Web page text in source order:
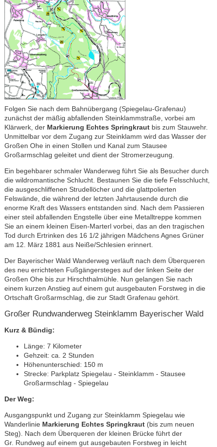
Folgen Sie nach dem Bahnübergang (Spiegelau-Grafenau)
zunächst der mäßig abfallenden Steinklammstraße, vorbei am
Klärwerk, der Markierung Echtes Springkrautbis zum Stauwehr.
Unmittelbar vor dem Zugang zur Steinklamm wird das Wasser der
Großen Ohe in einen Stollen und Kanal zum Stausee
Großarmschlag geleitet und dient der Stromerzeugung.
Ein begehbarer schmaler Wanderweg führt Sie als Besucher durch
die wildromantische Schlucht. Bestaunen Sie die tiefe Felsschlucht,
die ausgeschliffenen Strudellöcher und die glattpolierten
Felswände, die während der letzten Jahrtausende durch die
enorme Kraft des Wassers entstanden sind. Nach dem Passieren
einer steil abfallenden Engstelle über eine Metalltreppe kommen
Sie an einem kleinen Eisen-Marterl vorbei, das an den tragischen
Tod durch Ertrinken des 16 1/2 jährigen Mädchens Agnes Grüner
am 12. März 1881 aus Neiße/Schlesien erinnert.
Der Bayerischer Wald Wanderweg verläuft nach dem Überqueren
des neu errichteten Fußgängersteges auf der linken Seite der
Großen Ohe bis zur Hirschthalmühle. Nun gelangen Sie nach
einem kurzen Anstieg auf einem gut ausgebauten Forstweg in die
Ortschaft Großarmschlag, die zur Stadt Grafenau gehört.
Großer Rundwanderweg Steinklamm Bayerischer Wald
Kurz & Bündig:
Länge: 7 Kilometer
Gehzeit: ca. 2 Stunden
Höhenunterschied: 150 m
Strecke: Parkplatz Spiegelau - Steinklamm - Stausee
Großarmschlag - Spiegelau
Der Weg:
Ausgangspunkt und Zugang zur Steinklamm Spiegelau wie
Wanderlinie Markierung Echtes Springkraut (bis zum neuen
Steg). Nach dem Überqueren der kleinen Brücke führt der
Gr. Rundweg auf einem gut ausgebauten Forstweg in leicht